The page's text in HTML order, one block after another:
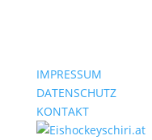
IMPRESSUM
DATENSCHUTZ
KONTAKT